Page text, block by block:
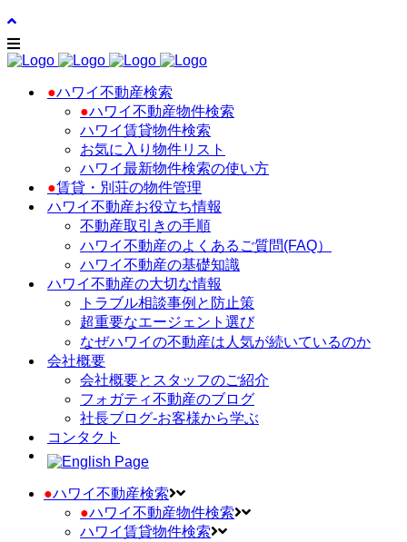
●ハワイ不動産検索
●ハワイ不動産物件検索
ハワイ賃貸物件検索
お気に入り物件リスト
ハワイ最新物件検索の使い方
●賃貸・別荘の物件管理
ハワイ不動産お役立ち情報
不動産取引きの手順
ハワイ不動産のよくあるご質問(FAQ）
ハワイ不動産の基礎知識
ハワイ不動産の大切な情報
トラブル相談事例と防止策
超重要なエージェント選び
なぜハワイの不動産は人気が続いているのか
会社概要
会社概要とスタッフのご紹介
フォガティ不動産のブログ
社長ブログ-お客様から学ぶ
コンタクト
●ハワイ不動産検索
●ハワイ不動産物件検索
ハワイ賃貸物件検索